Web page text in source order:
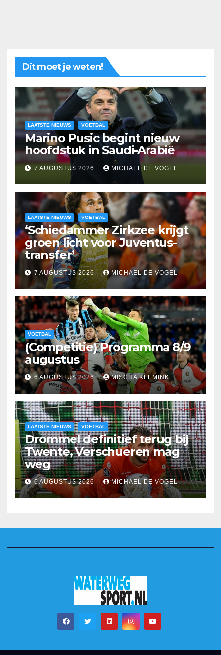
Dit moet je weten!
LAATSTE NIEUWS VOETBAL
Marino Pusic begint nieuw
hoofdstuk in Saudi-Arabië
7 AUGUSTUS 2026 MICHAEL DE VOGEL
LAATSTE NIEUWS VOETBAL
‘Schiedammer Zirkzee krijgt
groen licht voor Juventus-
transfer’
7 AUGUSTUS 2026 MICHAEL DE VOGEL
VOETBAL
(Competitie) Programma 8/9
augustus
6 AUGUSTUS 2026 MISCHA KEEMINK
LAATSTE NIEUWS VOETBAL
Drommel definitief terug bij
Twente, Verschueren mag
weg
6 AUGUSTUS 2026 MICHAEL DE VOGEL